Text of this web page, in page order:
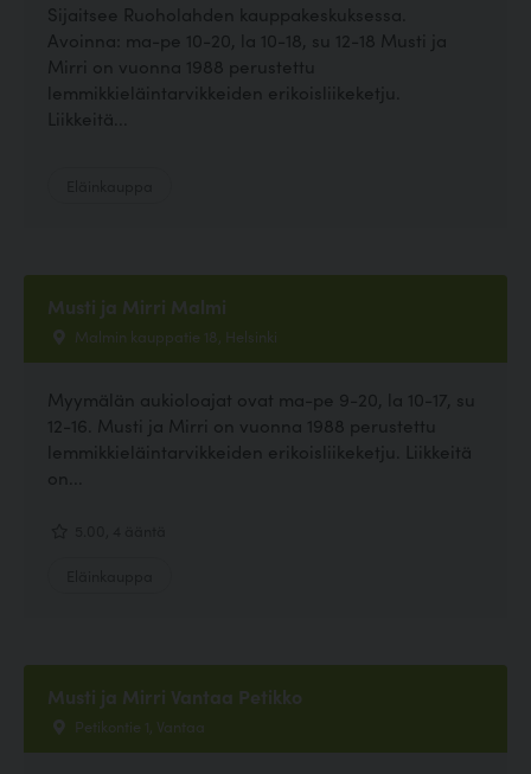
Sijaitsee Ruoholahden kauppakeskuksessa.
Avoinna: ma-pe 10-20, la 10-18, su 12-18 Musti ja
Mirri on vuonna 1988 perustettu
lemmikkieläintarvikkeiden erikoisliikeketju.
Liikkeitä...
Musti ja Mirri Malmi
Malmin kauppatie 18, Helsinki
Myymälän aukioloajat ovat ma-pe 9-20, la 10-17, su
12-16. Musti ja Mirri on vuonna 1988 perustettu
lemmikkieläintarvikkeiden erikoisliikeketju. Liikkeitä
on...
Musti ja Mirri Vantaa Petikko
Petikontie 1, Vantaa